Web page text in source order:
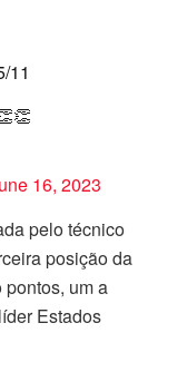
11
16, 2023
pelo técnico
posição da
um a
Estados